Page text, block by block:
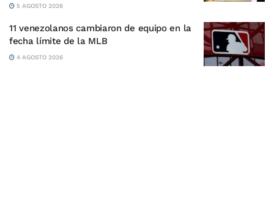
5 AGOSTO 2026
11 venezolanos cambiaron de equipo en la
fecha límite de la MLB
4 AGOSTO 2026